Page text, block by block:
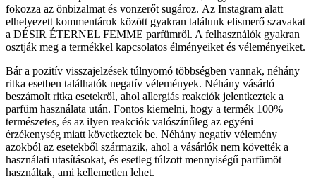
fokozza az önbizalmat és vonzerőt sugároz. Az Instagram alatt
elhelyezett kommentárok között gyakran találunk elismerő szavakat
a DÉSIR ÉTERNEL FEMME parfümről. A felhasználók gyakran
osztják meg a termékkel kapcsolatos élményeiket és véleményeiket.
Bár a pozitív visszajelzések túlnyomó többségben vannak, néhány
ritka esetben találhatók negatív vélemények. Néhány vásárló
beszámolt ritka esetekről, ahol allergiás reakciók jelentkeztek a
parfüm használata után. Fontos kiemelni, hogy a termék 100%
természetes, és az ilyen reakciók valószínűleg az egyéni
érzékenység miatt következtek be. Néhány negatív vélemény
azokból az esetekből származik, ahol a vásárlók nem követték a
használati utasításokat, és esetleg túlzott mennyiségű parfümöt
használtak, ami kellemetlen lehet.